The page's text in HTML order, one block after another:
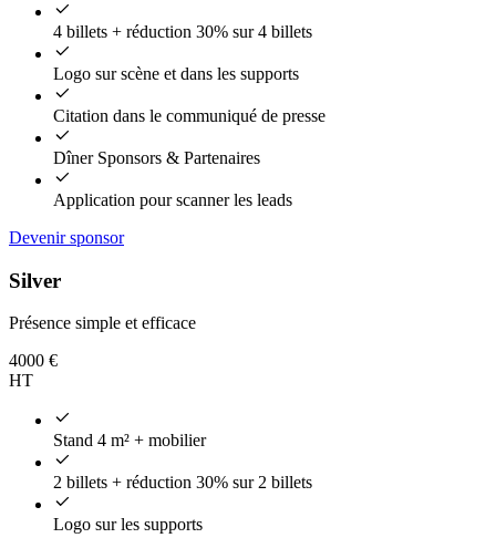
4 billets + réduction 30% sur 4 billets
Logo sur scène et dans les supports
Citation dans le communiqué de presse
Dîner Sponsors & Partenaires
Application pour scanner les leads
Devenir sponsor
Silver
Présence simple et efficace
4000 €
HT
Stand 4 m² + mobilier
2 billets + réduction 30% sur 2 billets
Logo sur les supports